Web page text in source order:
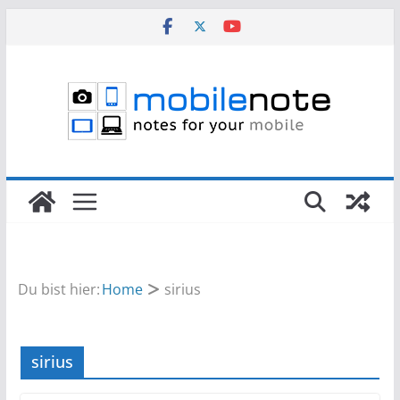
Du bist hier:Home sirius
sirius